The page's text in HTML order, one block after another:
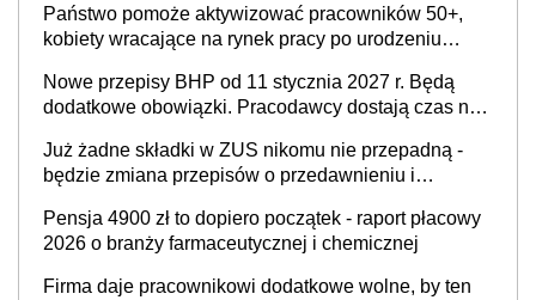
Państwo pomoże aktywizować pracowników 50+,
kobiety wracające na rynek pracy po urodzeniu
neuroatypowe. Powstanie Fundusz na rzecz
Inkluzywności w Zatrudnianiu?
Nowe przepisy BHP od 11 stycznia 2027 r. Będą
dodatkowe obowiązki. Pracodawcy dostają czas na
Już żadne składki w ZUS nikomu nie przepadną -
będzie zmiana przepisów o przedawnieniu i
Pensja 4900 zł to dopiero początek - raport płacowy
2026 o branży farmaceutycznej i chemicznej
Firma daje pracownikowi dodatkowe wolne, by ten